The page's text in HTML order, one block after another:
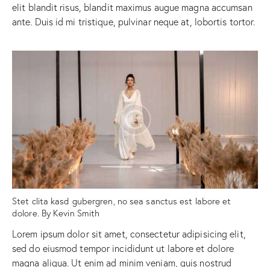
elit blandit risus, blandit maximus augue magna accumsan
ante. Duis id mi tristique, pulvinar neque at, lobortis tortor.
Stet clita kasd gubergren, no sea sanctus est labore et
dolore. By Kevin Smith
Lorem ipsum dolor sit amet, consectetur adipisicing elit,
sed do eiusmod tempor incididunt ut labore et dolore
magna aliqua. Ut enim ad minim veniam, quis nostrud